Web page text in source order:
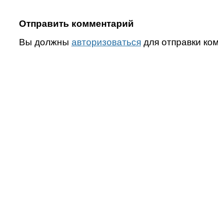
Отправить комментарий
Вы должны авторизоваться для отправки